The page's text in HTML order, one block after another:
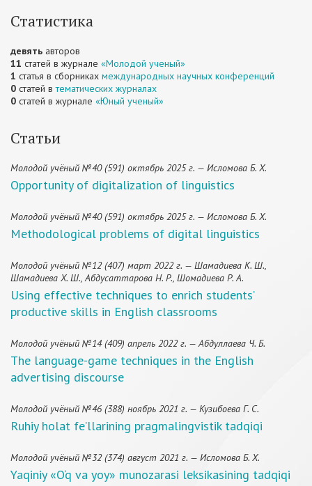
Статистика
девять авторов
11 статей в журнале «Молодой ученый»
1 статья в сборниках международных научных конференций
0 статей втематических журналах
0 статей в журнале «Юный ученый»
Статьи
Молодой учёный №40 (591) октябрь 2025 г. — Исломова Б. Х.
Opportunity of digitalization of linguistics
Молодой учёный №40 (591) октябрь 2025 г. — Исломова Б. Х.
Methodological problems of digital linguistics
Молодой учёный №12 (407) март 2022 г. — Шамадиева К. Ш.,
Шамадиева Х. Ш., Абдусаттарова Н. Р., Шомадиева Р. А.
Using effective techniques to enrich students’
productive skills in English classrooms
Молодой учёный №14 (409) апрель 2022 г. — Абдуллаева Ч. Б.
The language-game techniques in the English
advertising discourse
Молодой учёный №46 (388) ноябрь 2021 г. — Кузибоева Г. С.
Ruhiy holat fe’llarining pragmalingvistik tadqiqi
Молодой учёный №32 (374) август 2021 г. — Исломова Б. Х.
Yaqiniy «O‘q va yoy» munozarasi leksikasining tadqiqi